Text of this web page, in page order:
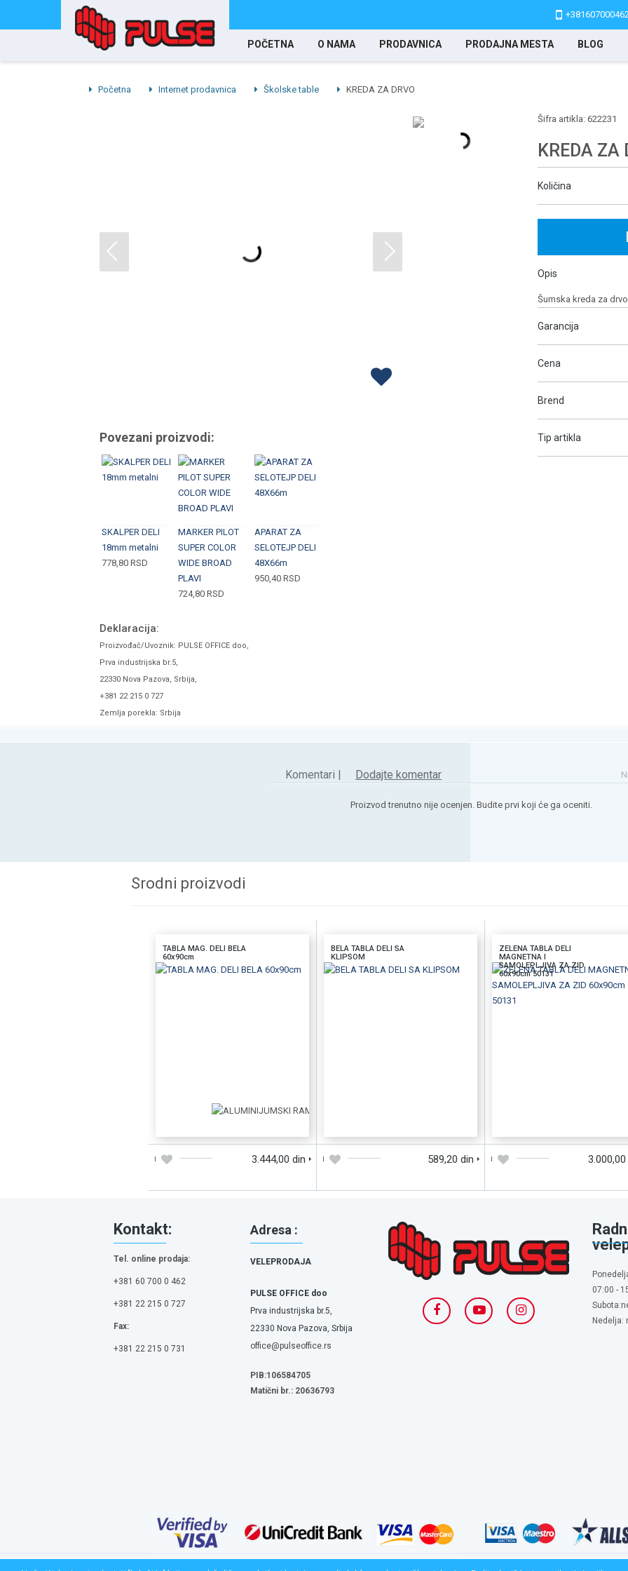
POČETNA O NAMA PRODAVNICA PRODAJNA MESTA BLOG
Početna Internet prodavnica Školske table KREDA ZA DRVO
Povezani proizvodi:
SKALPER DELI
18mm metalni
778,80 RSD
MARKER PILOT
SUPER COLOR
WIDE BROAD
PLAVI
724,80 RSD
APARAT ZA
SELOTEJP DELI
48X66m
950,40 RSD
Deklaracija:
Proizvođač/Uvoznik: PULSE OFFICE doo,
Prva industrijska br.5,
22330 Nova Pazova, Srbija,
+381 22 215 0 727
Zemlja porekla: Srbija
Šifra artikla: 622231
KREDA ZA
Količina
Opis
Šumska kreda za
Garancija
Cena
Brend
Tip artikla
Komentari | Dodajte komentar
Proizvod trenutno nije ocenjen. Budite prvi koji će ga oceniti.
Srodni proizvodi
TABLA MAG. DELI BELA
60x90cm
3.444,00 din
BELA TABLA DELI SA
KLIPSOM
589,20 din
ZELENA TABLA DELI
MAGNETNA I
SAMOLEPLJIVA ZA ZID
60x90cm 50131
3.000,00
Kontakt:
Tel. online prodaja:
+381 60 700 0 462
+381 22 215 0 727
Fax:
+381 22 215 0 731
Adresa :
VELEPRODAJA
PULSE OFFICE doo
Prva industrijska br.5,
22330 Nova Pazova, Srbija
office@pulseoffice.rs
PIB:106584705
Matični br.: 20636793
07:00 -
Nedelja:
© 2026 Pulse. All Rights Reserved. Web development: CMS by Global Webmasters - Izrada internet prodavnice